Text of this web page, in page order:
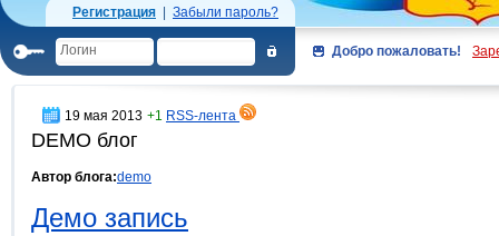
Регистрация Забыли пароль?
Добро пожаловать!
19 мая 2013 +1 RSS-лента
DEMO блог
Автор блога:demo
Демо запись